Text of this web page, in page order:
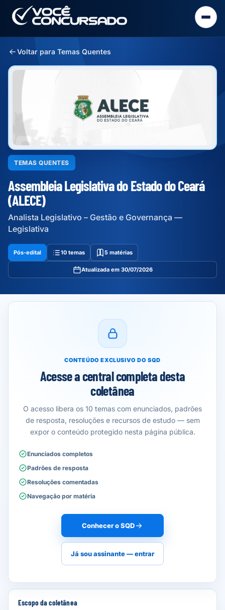
Voltar para Temas Quentes
TEMAS QUENTES
Assembleia Legislativa do Estado do Ceará
(ALECE)
Analista Legislativo – Gestão e Governança —
Legislativa
Pós-edital 10 temas 5 matérias
Atualizada em 30/07/2026
Escopo da coletânea
CONTEÚDO EXCLUSIVO DO SQD
Acesse a central completa desta
coletânea
O acesso libera os 10 temas com enunciados, padrões
de resposta, resoluções e recursos de estudo — sem
expor o conteúdo protegido nesta página pública.
Enunciados completos
Padrões de resposta
Resoluções comentadas
Navegação por matéria
Conhecer o SQD
Já sou assinante — entrar